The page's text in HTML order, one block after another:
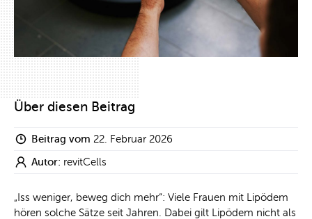
Über diesen Beitrag
Beitrag vom 22. Februar 2026
Autor: revitCells
„Iss weniger, beweg dich mehr“: Viele Frauen mit Lipödem
hören solche Sätze seit Jahren. Dabei gilt Lipödem nicht als